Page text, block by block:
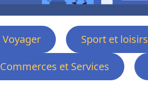
Voyager Sport et loisirs
Commerces et Services